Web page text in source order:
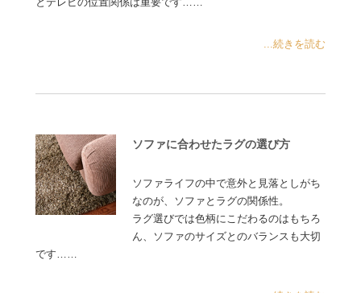
とテレビの位置関係は重要です……
...続きを読む
ソファに合わせたラグの選び方
ソファライフの中で意外と見落としがち
なのが、ソファとラグの関係性。
ラグ選びでは色柄にこだわるのはもちろ
ん、ソファのサイズとのバランスも大切
です……